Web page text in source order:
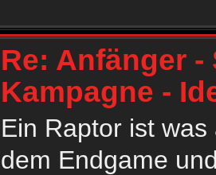
Re: Anfänger
Kampagne -
Ein Raptor ist
dem Endgame